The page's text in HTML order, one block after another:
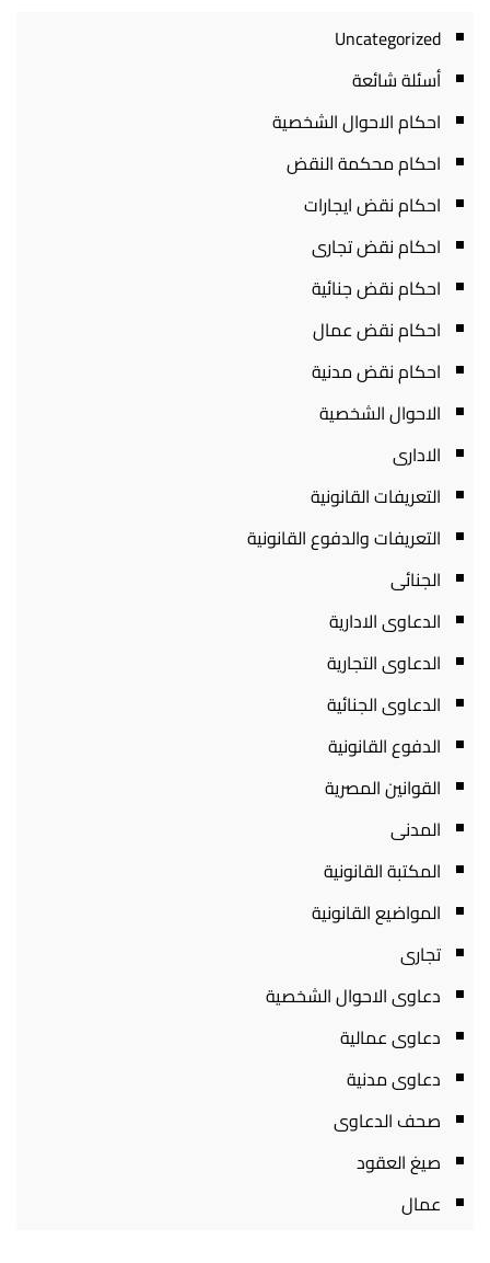
Uncategorized
أسئلة شائعة
احكام الاحوال الشخصية
احكام محكمة النقض
احكام نقض ايجارات
احكام نقض تجارى
احكام نقض جنائية
احكام نقض عمال
احكام نقض مدنية
الاحوال الشخصية
الادارى
التعريفات القانونية
التعريفات والدفوع القانونية
الجنائى
الدعاوى الادارية
الدعاوى التجارية
الدعاوى الجنائية
الدفوع القانونية
القوانين المصرية
المدنى
المكتبة القانونية
المواضيع القانونية
تجارى
دعاوى الاحوال الشخصية
دعاوى عمالية
دعاوى مدنية
صحف الدعاوى
صيغ العقود
عمال